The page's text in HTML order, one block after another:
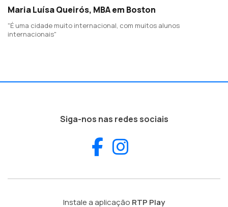
Maria Luísa Queirós, MBA em Boston
"É uma cidade muito internacional, com muitos alunos
internacionais"
Siga-nos nas redes sociais
Facebook
Instale a aplicação RTP Play